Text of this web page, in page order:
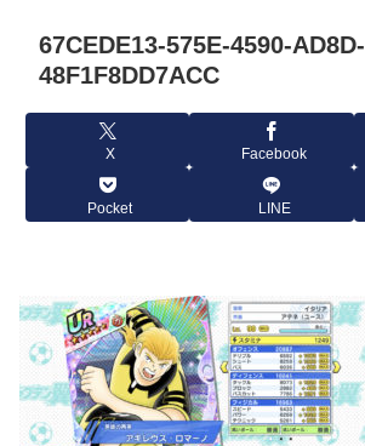
67CEDE13-575E-4590-AD8D-
48F1F8DD7ACC
X Facebook
Pocket LINE